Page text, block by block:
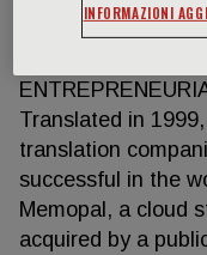
artificial
Translated in
translation
successful in the
Memopal, a cloud
acquired by a
INFORMAZIONI